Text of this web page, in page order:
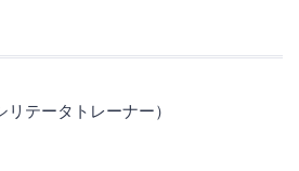
リテータトレーナー）